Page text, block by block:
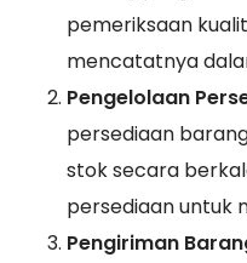
pemeriksaan
mencatatnya
Pengelolaan
persediaan
stok secara
persediaan untuk
Pengiriman